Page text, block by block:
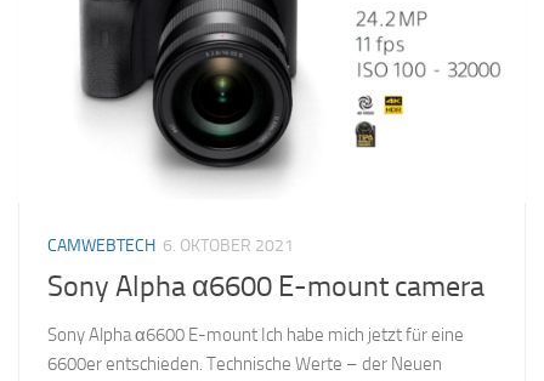
CAMWEBTECH 6. OKTOBER 2021
Sony Alpha α6600 E-mount camera
Sony Alpha α6600 E-mount Ich habe mich jetzt für eine
6600er entschieden. Technische Werte – der Neuen